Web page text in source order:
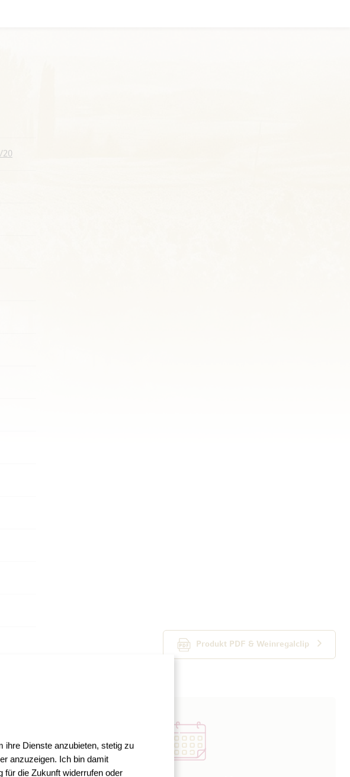
ihre Dienste anzubieten, stetig zu
anzuzeigen. Ich bin damit
für die Zukunft widerrufen oder
Produkt PDF & Weinregalclip
20